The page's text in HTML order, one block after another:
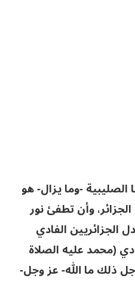
-وما يزال- هو
وأن تطفئ نور
الجزائريين الفادي
(محمد عليه الصلاة
ذلك ما الله- عز وجل-